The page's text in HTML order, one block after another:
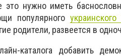
это нужно иметь
популярного
родители, развеется в
каталога добавить